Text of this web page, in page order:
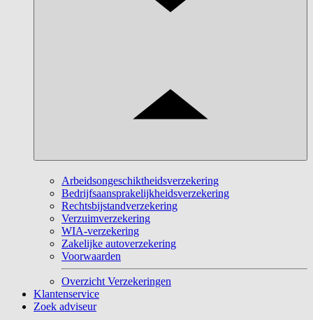
Arbeidsongeschiktheidsverzekering
Bedrijfsaansprakelijkheidsverzekering
Rechtsbijstandverzekering
Verzuimverzekering
WIA-verzekering
Zakelijke autoverzekering
Voorwaarden
Overzicht Verzekeringen
Klantenservice
Zoek adviseur